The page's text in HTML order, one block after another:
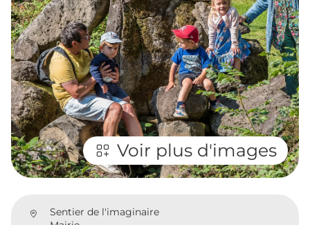
Voir plus d'images
Sentier de l'imaginaire